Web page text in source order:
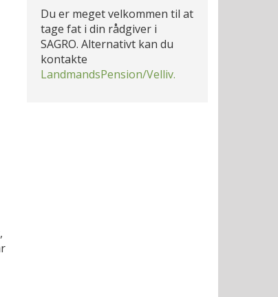
Du er meget velkommen til at
tage fat i din rådgiver i
SAGRO. Alternativt kan du
kontakte
LandmandsPension/Velliv.